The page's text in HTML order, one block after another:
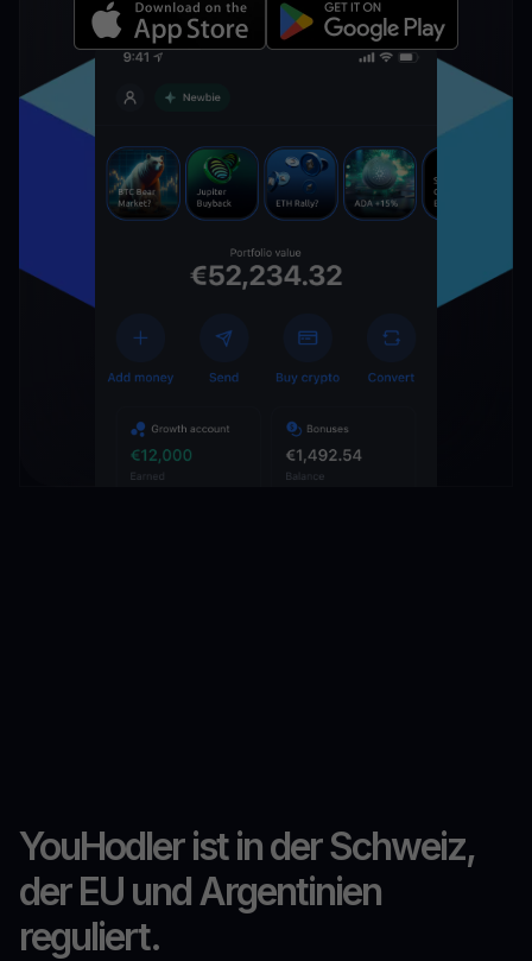
YouHodler ist in der Schweiz,
der EU und Argentinien
reguliert.